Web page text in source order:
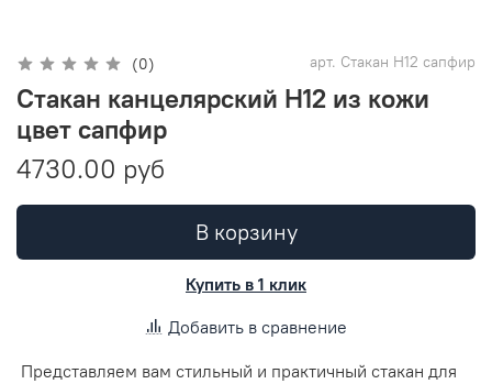
(0) арт. Стакан Н12 сапфир
Стакан канцелярский H12 из кожи
цвет сапфир
4730.00 руб
В корзину
Купить в 1 клик
Добавить в сравнение
Представляем вам стильный и практичный стакан для